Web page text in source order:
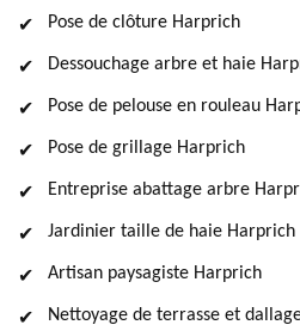
Pose de clôture Harprich
Dessouchage arbre et haie
Pose de pelouse en rouleau
Pose de grillage Harprich
Entreprise abattage arbre
Jardinier taille de haie Harprich
Artisan paysagiste Harprich
Nettoyage de terrasse et